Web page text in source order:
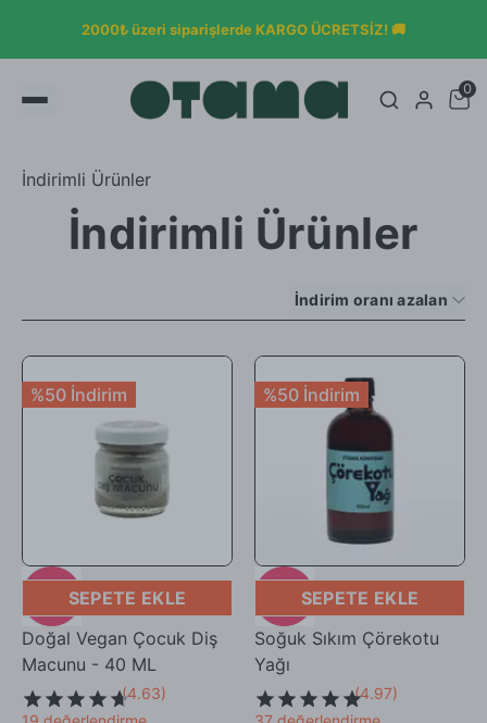
2000₺ üzeri siparişlerde KARGO ÜCRETSİZ! 🚚
0
İndirimli Ürünler
İndirimli Ürünler
İndirim oranı azalan
%50 İndirim
SEPETE EKLE
Doğal Vegan Çocuk Diş
Macunu - 40 ML
(4.63)
%50 İndirim
SEPETE EKLE
Soğuk Sıkım Çörekotu
Yağı
(4.97)